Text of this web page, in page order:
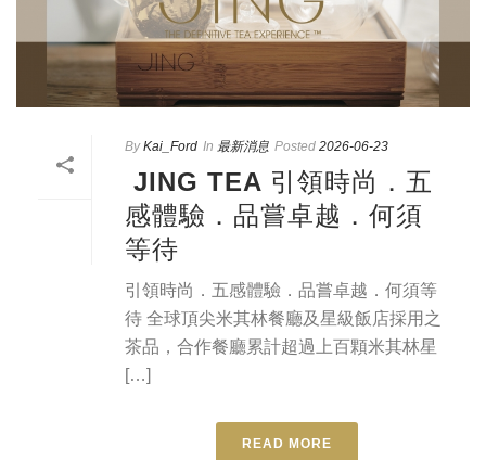
By Kai_Ford In 最新消息 Posted 2026-06-23
JING TEA 引領時尚．五
感體驗．品嘗卓越．何須
等待
引領時尚．五感體驗．品嘗卓越．何須等
待 全球頂尖米其林餐廳及星級飯店採用之
茶品，合作餐廳累計超過上百顆米其林星
[…]
READ MORE